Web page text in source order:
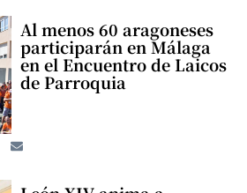
Al menos 60 aragoneses
participarán en Málaga
en el Encuentro de Laicos
de Parroquia